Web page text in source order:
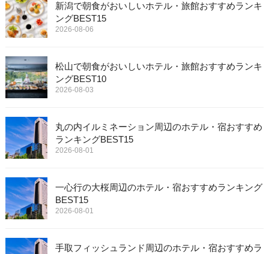
新潟で朝食がおいしいホテル・旅館おすすめランキ
ングBEST15
2026-08-06
松山で朝食がおいしいホテル・旅館おすすめランキ
ングBEST10
2026-08-03
丸の内イルミネーション周辺のホテル・宿おすすめ
ランキングBEST15
2026-08-01
一心行の大桜周辺のホテル・宿おすすめランキング
BEST15
2026-08-01
手取フィッシュランド周辺のホテル・宿おすすめラ